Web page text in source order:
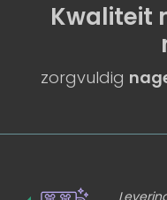
Kwaliteit
zorgvuldig